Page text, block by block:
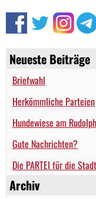
Neueste Beiträge
Briefwahl
Herkömmliche Parteien
Hundewiese am
Gute Nachrichten?
Die PARTEI für die
Archiv